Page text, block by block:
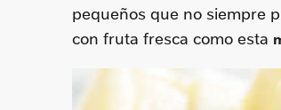
pequeños que no siempre
con fruta fresca como esta